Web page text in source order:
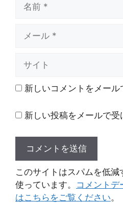
ト 新しいコメントをメール
新しい投稿をメールで受
このサイトはスパムを低
使っています。 コメントデ
はこちらをご覧ください。